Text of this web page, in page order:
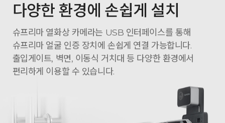
다양한 환경에 손쉽게 설치
슈프리마 열화상 카메라는 USB 인터페이스를 통해
슈프리마 얼굴 인증 장치에 손쉽게 연결 가능합니다.
출입게이트, 벽면, 이동식 거치대 등 다양한 환경에서
편리하게 이용할 수 있습니다.